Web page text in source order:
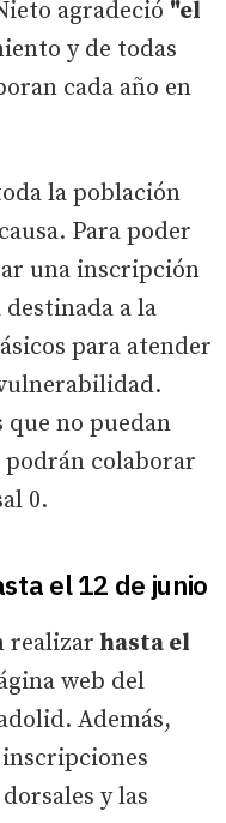
agradeció "el
y de todas
cada año en
la población
Para poder
una inscripción
a la
para atender
que no puedan
colaborar
0.
el 12 de junio
realizar hasta el
web del
Además,
y las